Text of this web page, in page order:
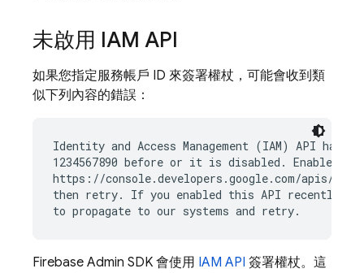
未啟用 IAM API
如果您指定服務帳戶 ID 來簽署權杖，可能會收到類
似下列內容的錯誤：
Identity and Access Management (IAM) API has
1234567890 before or it is disabled. Enable it
https://console.developers.google.com/apis/api/
then retry. If you enabled this API recently,
Firebase Admin SDK 會使用 IAM API 簽署權杖。這